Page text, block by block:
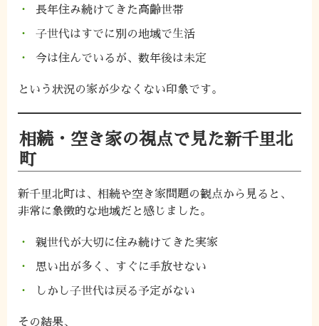
長年住み続けてきた高齢世帯
子世代はすでに別の地域で生活
今は住んでいるが、数年後は未定
という状況の家が少なくない印象です。
相続・空き家の視点で見た新千里北
町
新千里北町は、相続や空き家問題の観点から見ると、
非常に象徴的な地域だと感じました。
親世代が大切に住み続けてきた実家
思い出が多く、すぐに手放せない
しかし子世代は戻る予定がない
その結果、